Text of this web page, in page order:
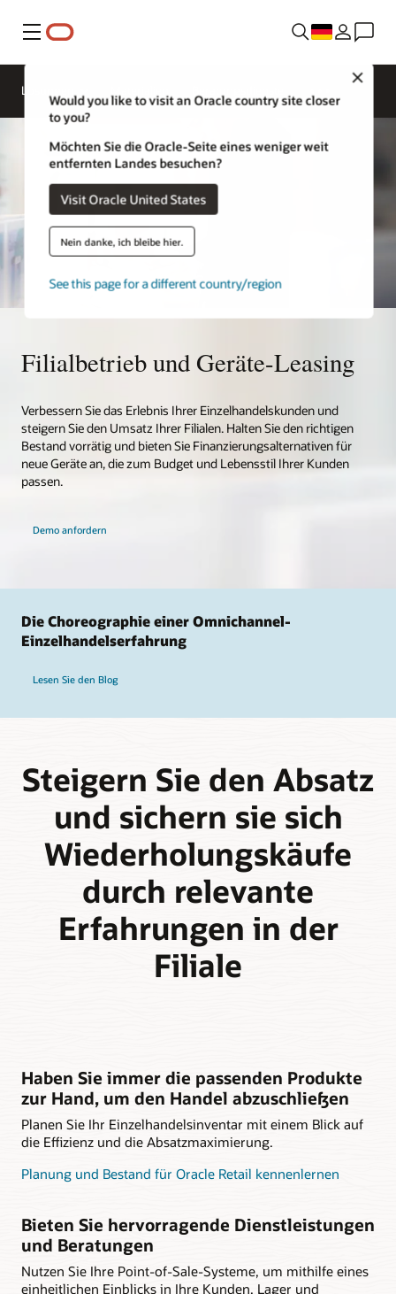
Menü
Would you like to visit an Oracle country site closer
to you?
Möchten Sie die Oracle-Seite eines weniger weit
entfernten Landes besuchen?
Visit Oracle United States
Nein danke, ich bleibe hier.
See this page for a different country/region
Lösungen
Filialbetrieb und Geräte-Leasing
Verbessern Sie das Erlebnis Ihrer Einzelhandelskunden und
steigern Sie den Umsatz Ihrer Filialen. Halten Sie den richtigen
Bestand vorrätig und bieten Sie Finanzierungsalternativen für
neue Geräte an, die zum Budget und Lebensstil Ihrer Kunden
passen.
Demo anfordern
Die Choreographie einer Omnichannel-
Einzelhandelserfahrung
Lesen Sie den Blog
Steigern Sie den Absatz
und sichern sie sich
Wiederholungskäufe
durch relevante
Erfahrungen in der
Filiale
Haben Sie immer die passenden Produkte
zur Hand, um den Handel abzuschließen
Planen Sie Ihr Einzelhandelsinventar mit einem Blick auf
die Effizienz und die Absatzmaximierung.
Planung und Bestand für Oracle Retail kennenlernen
Bieten Sie hervorragende Dienstleistungen
und Beratungen
Nutzen Sie Ihre Point-of-Sale-Systeme, um mithilfe eines
einheitlichen Einblicks in Ihre Kunden, Lager und